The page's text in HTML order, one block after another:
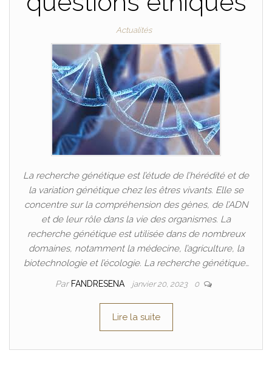
Actualités
La recherche génétique est l’étude de l’hérédité et de
la variation génétique chez les êtres vivants. Elle se
concentre sur la compréhension des gènes, de l’ADN
et de leur rôle dans la vie des organismes. La
recherche génétique est utilisée dans de nombreux
domaines, notamment la médecine, l’agriculture, la
biotechnologie et l’écologie. La recherche génétique…
Par FANDRESENA janvier 20, 2023 0
Lire la suite